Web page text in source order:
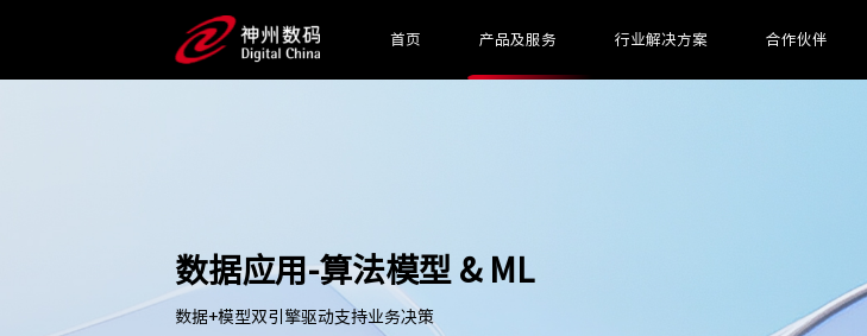
首页 产品及服务 行业解决方案 合作伙伴
数据应用-算法模型 & ML
数据+模型双引擎驱动支持业务决策